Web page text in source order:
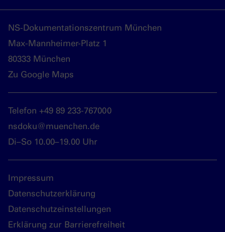
NS-Dokumentationszentrum München
Max-Mannheimer-Platz 1
80333 München
Zu Google Maps
Telefon +49 89 233-767000
nsdoku@muenchen.de
Di–So 10.00–19.00 Uhr
Impressum
Datenschutzerklärung
Datenschutzeinstellungen
Erklärung zur Barrierefreiheit